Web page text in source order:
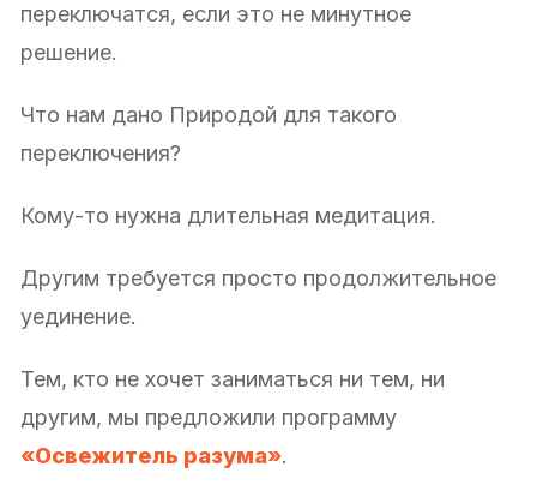
переключатся, если это не минутное
решение.
Что нам дано Природой для такого
переключения?
Кому-то нужна длительная медитация.
Другим требуется просто продолжительное
уединение.
Тем, кто не хочет заниматься ни тем, ни
другим, мы предложили программу
«Освежитель разума».